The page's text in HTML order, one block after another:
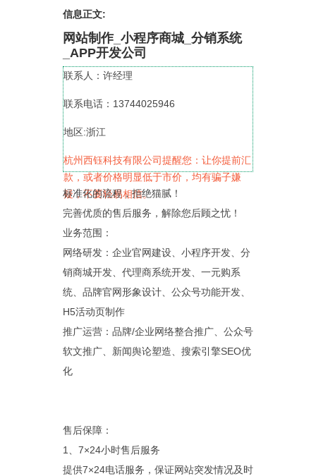
信息正文:
网站制作_小程序商城_分销系统
_APP开发公司
联系人：许经理
联系电话：13744025946
地区:浙江
杭州西钰科技有限公司提醒您：让你提前汇
款，或者价格明显低于市价，均有骗子嫌
疑，不要轻易相信。
标准化的流程，拒绝猫腻！
完善优质的售后服务，解除您后顾之忧！
业务范围：
网络研发：企业官网建设、小程序开发、分
销商城开发、代理商系统开发、一元购系
统、品牌官网形象设计、公众号功能开发、
H5活动页制作
推广运营：品牌/企业网络整合推广、公众号
软文推广、新闻舆论塑造、搜索引擎SEO优
化
售后保障：
1、7×24小时售后服务
提供7×24电话服务，保证网站突发情况及时